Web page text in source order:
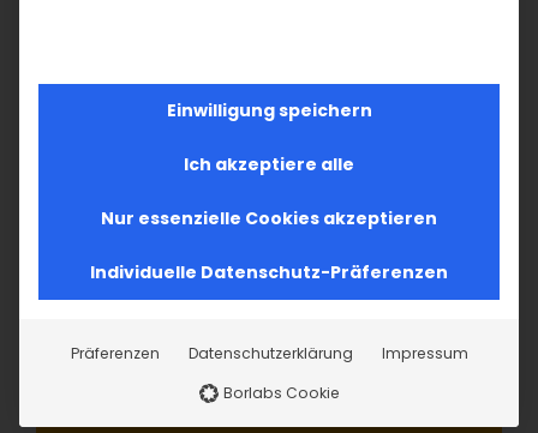
Einwilligung speichern
Ich akzeptiere alle
Nur essenzielle Cookies akzeptieren
Individuelle Datenschutz-Präferenzen
Präferenzen Datenschutzerklärung
Impressum
Borlabs Cookie